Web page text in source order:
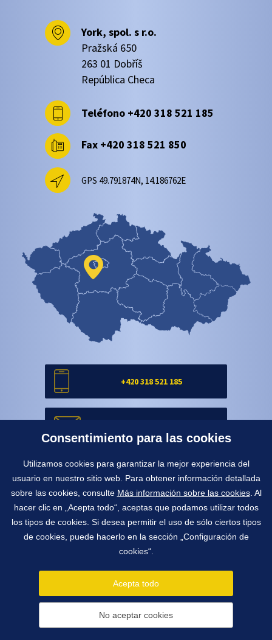
York, spol. s r.o.
Pražská 650
263 01 Dobříš
República Checa
Teléfono +420 318 521 185
Fax +420 318 521 850
GPS 49.791874N, 14.186762E
+420 318 521 185
Formulario de contacto
Formulario de contacto
info@york.cz
tel.+420 318 521 185
fax +420 318 521 850
Configuración de cookies
Consentimiento para las cookies
Utilizamos cookies para garantizar la mejor experiencia del
usuario en nuestro sitio web. Para obtener información detallada
sobre las cookies, consulte Más información sobre las cookies. Al
hacer clic en „Acepta todo“, aceptas que podamos utilizar todos
los tipos de cookies. Si desea permitir el uso de sólo ciertos tipos
de cookies, puede hacerlo en la sección „Configuración de
cookies“.
Acepta todo
No aceptar cookies